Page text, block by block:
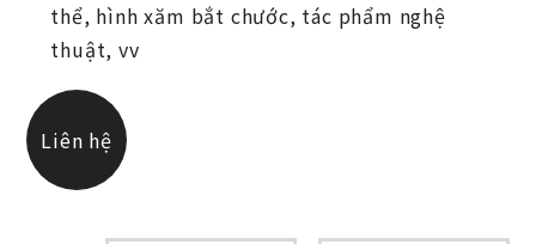
thể, hình xăm bắt chước, tác phẩm nghệ
thuật, vv
Liên hệ